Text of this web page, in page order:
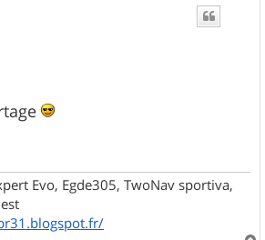
Evo, Egde305, TwoNav sportiva,